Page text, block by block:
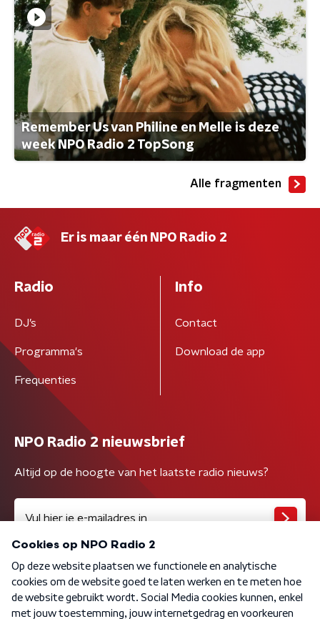
Remember Us van Philine en Melle is deze
week NPO Radio 2 TopSong
Alle fragmenten
Er is maar één NPO Radio 2
Radio
DJ’s
Programma's
Frequenties
Info
Contact
Download de app
NPO Radio 2 nieuwsbrief
Altijd op de hoogte van het laatste radio nieuws?
Algemene voorwaarden